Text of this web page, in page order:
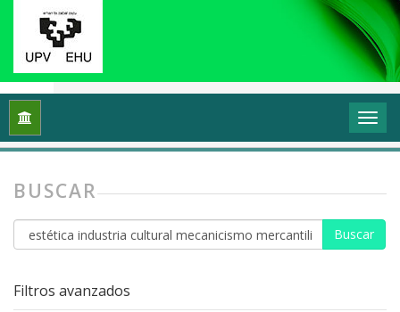
Inicio
BUSCAR
Buscar
artículos
Filtros avanzados